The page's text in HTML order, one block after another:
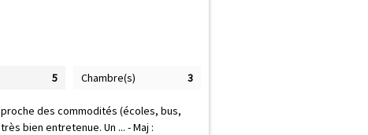
5 Chambre(s) 3
proche des commodités (écoles, bus,
bien entretenue. Un ... -Maj :